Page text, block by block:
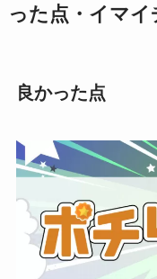
った点・イマ
良かった点